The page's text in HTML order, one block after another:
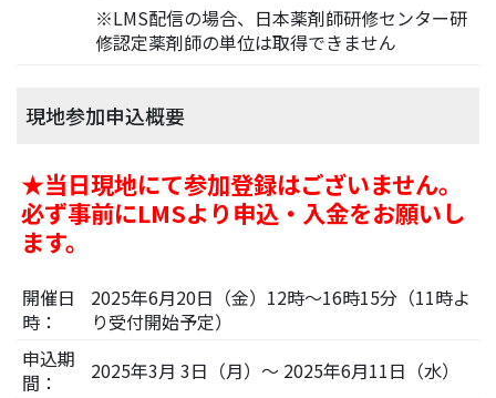
※LMS配信の場合、日本薬剤師研修センター研
修認定薬剤師の単位は取得できません
現地参加申込概要
★当日現地にて参加登録はございません。
必ず事前にLMSより申込・入金をお願いし
ます。
開催日
時：
2025年6月20日（金）12時～16時15分（11時よ
り受付開始予定）
申込期
間：
2025年3月 3日（月）～ 2025年6月11日（水）